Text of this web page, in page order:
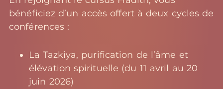
bénéficiez d’un accès offert à deux cycles de
conférences :
⁠La Tazkiya, purification de l’âme et
élévation spirituelle (du 11 avril au 20
juin 2026)